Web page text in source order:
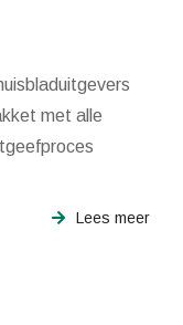
met alle
Lees meer